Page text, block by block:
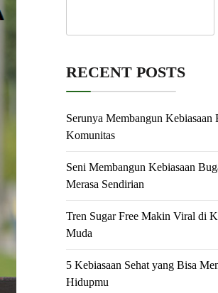
RECENT POSTS
Serunya Membangun Kebiasaan
Komunitas
Seni Membangun Kebiasaan
Merasa Sendirian
Tren Sugar Free Makin Viral di
Muda
5 Kebiasaan Sehat yang Bisa
Hidupmu